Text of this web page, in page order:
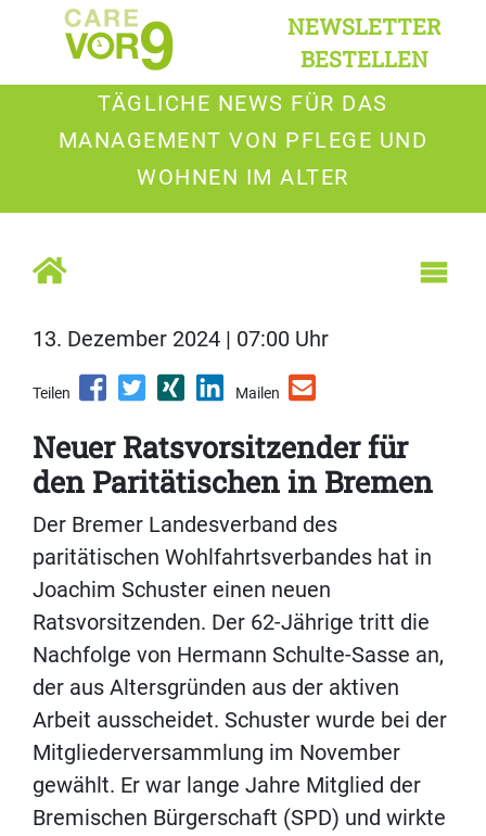
NEWSLETTER
BESTELLEN
TÄGLICHE NEWS FÜR DAS
MANAGEMENT VON PFLEGE UND
WOHNEN IM ALTER
13. Dezember 2024 | 07:00 Uhr
Teilen Mailen
Neuer Ratsvorsitzender für
den Paritätischen in Bremen
Der Bremer Landesverband des
paritätischen Wohlfahrtsverbandes hat in
Joachim Schuster einen neuen
Ratsvorsitzenden. Der 62-Jährige tritt die
Nachfolge von Hermann Schulte-Sasse an,
der aus Altersgründen aus der aktiven
Arbeit ausscheidet. Schuster wurde bei der
Mitgliederversammlung im November
gewählt. Er war lange Jahre Mitglied der
Bremischen Bürgerschaft (SPD) und wirkte